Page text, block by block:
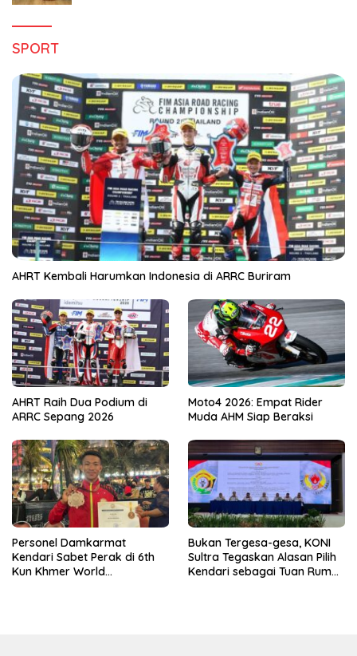
SPORT
AHRT Kembali Harumkan Indonesia di ARRC Buriram
AHRT Raih Dua Podium di
ARRC Sepang 2026
Moto4 2026: Empat Rider
Muda AHM Siap Beraksi
Personel Damkarmat
Kendari Sabet Perak di 6th
Kun Khmer World
Bukan Tergesa-gesa, KONI
Sultra Tegaskan Alasan Pilih
Kendari sebagai Tuan Rumah